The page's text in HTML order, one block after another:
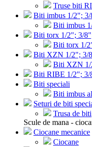
Truse biti
Biti imbus 1/2";
Biti imbus
Biti torx 1/2"; 3/
Biti torx 1/
Biti XZN 1/2"; 3/
Biti XZN
Biti RIBE 1/2"; 3/
Biti speciali
Biti imbus
Seturi de biti
Trusa de biti
Scule de mana -
Ciocane mecanice
Ciocane